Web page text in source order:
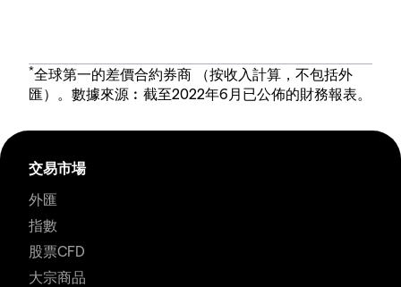
*全球第一的差價合約券商 （按收入計算，不包括外
匯）。數據來源︰截至2022年6月已公佈的財務報表。
交易市場
外匯
指數
股票CFD
大宗商品